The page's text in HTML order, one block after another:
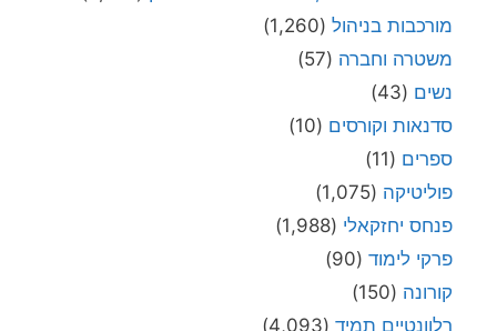
מורכבות בניהול (1,260)
משטרה וחברה (57)
נשים (43)
סדנאות וקורסים (10)
ספרים (11)
פוליטיקה (1,075)
פנחס יחזקאלי (1,988)
פרקי לימוד (90)
קורונה (150)
רלוונטיים תמיד (4,093)